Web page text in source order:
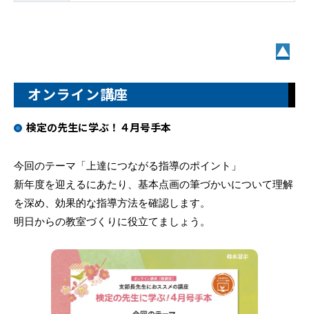
▲
オンライン講座
検定の先生に学ぶ！４月号手本
今回のテーマ「上達につながる指導のポイント」
新年度を迎えるにあたり、基本点画の筆づかいについて理解
を深め、効果的な指導方法を確認します。
明日からの教室づくりに役立てましょう。